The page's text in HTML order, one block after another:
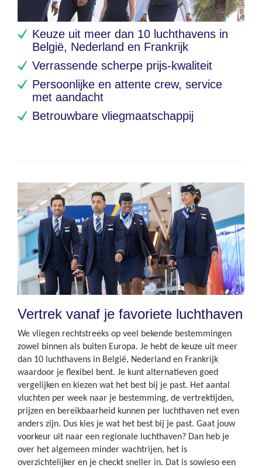
Keuze uit meer dan 10 luchthavens in
België, Nederland en Frankrijk​
Verrassende scherpe prijs-kwaliteit
Persoonlijke en attente crew, service
met aandacht
Betrouwbare vliegmaatschappij
Vertrek vanaf je favoriete luchthaven
We vliegen rechtstreeks op veel bekende bestemmingen
zowel binnen als buiten Europa. Je hebt de keuze uit meer
dan 10 luchthavens in België, Nederland en Frankrijk
waardoor je flexibel bent. Je kunt alternatieven goed
vergelijken en kiezen wat het best bij je past. Het aantal
vluchten per week naar je bestemming, de vertrektijden,
prijzen en bereikbaarheid kunnen per luchthaven net even
anders zijn. Dus kies je wat het best bij je past. Gaat jouw
voorkeur uit naar een regionale luchthaven? Dan heb je
over het algemeen minder wachtrijen, het is
overzichtelijker en je checkt sneller in. Dat is sowieso een